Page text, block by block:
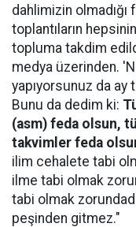
dahlimizin
toplantıların
topluma takdim
medya üzerinden.
yapıyorsunuz da ay
Bunu da dedim ki:
(asm) feda olsun,
takvimler feda
ilim cehalete tabi
ilme tabi olmak
tabi olmak
peşinden gitmez."